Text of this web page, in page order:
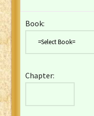
Czech Kralicka Bible
English YLT 1898 Bible
Book:
Chapter: